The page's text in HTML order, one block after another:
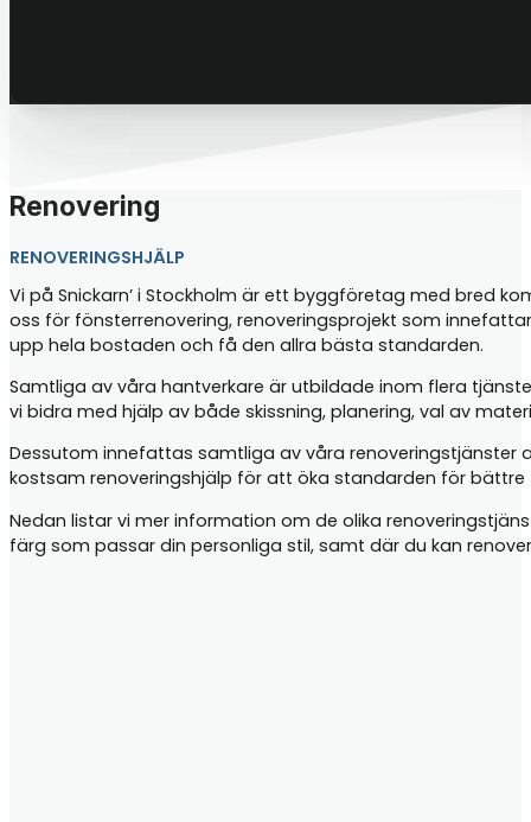
Renovering
RENOVERINGSHJÄLP
Vi på Snickarn’ i Stockholm är ett byggföretag med bred
oss för fönsterrenovering, renoveringsprojekt som
upp hela bostaden och få den allra bästa standarden.
Samtliga av våra hantverkare är utbildade inom flera
vi bidra med hjälp av både skissning, planering, val av
Dessutom innefattas samtliga av våra renoveringstjänster
kostsam renoveringshjälp för att öka standarden för bättre
Nedan listar vi mer information om de olika
färg som passar din personliga stil, samt där du kan